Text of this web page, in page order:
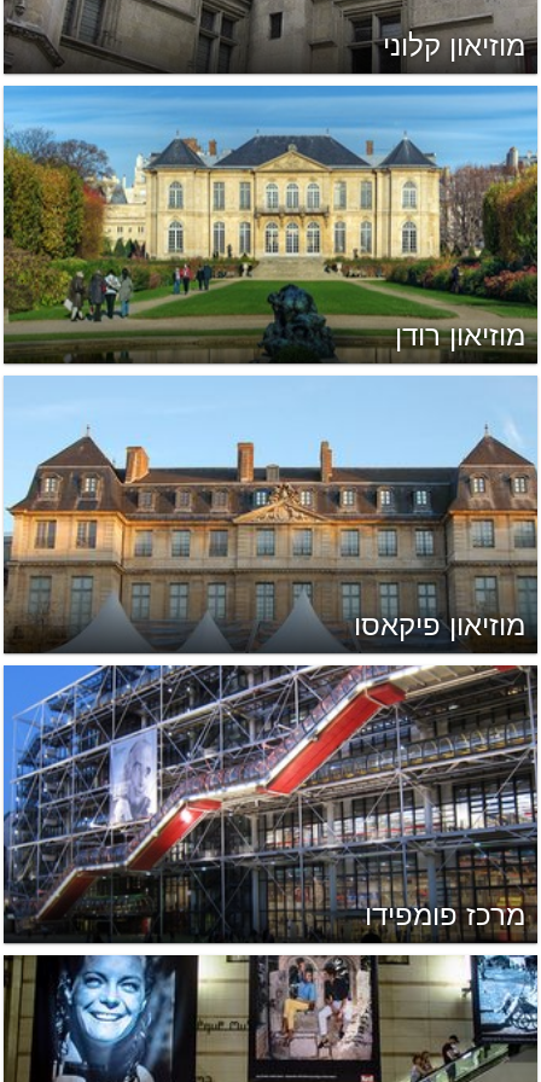
מוזיאון קלוני
מוזיאון רודן
מוזיאון פיקאסו
מרכז פומפידו